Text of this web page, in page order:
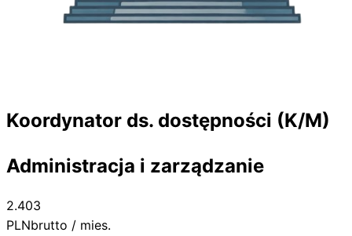
Koordynator ds. dostępności (K/M)
Administracja i zarządzanie
2.403
PLNbrutto / mies.